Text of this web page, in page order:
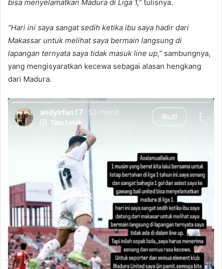
bisa menyelamatkan Madura di Liga 1,” tulisnya.
“Hari ini saya sangat sedih ketika ibu saya hadir dari
Makassar untuk melihat saya bermain langsung di
lapangan ternyata saya tidak masuk line up,” sambungnya,
yang mengisyaratkan kecewa sebagai alasan hengkang
dari Madura.